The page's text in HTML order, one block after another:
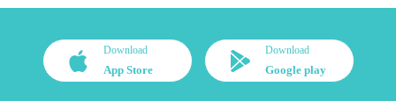
Download
Google play
Download
App Store